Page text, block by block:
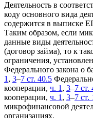
Деятельность в
коду основного вида
содержится в выписке
Таким образом, если
данные виды
(договор займа), то к
ограничения,
Федерального закона о
1 , 3‒7 ст. 40.5
кооперации, ч. 1 , 3‒7 ст.
кооперации, ч. 1 , 3‒7 ст.
микрофинансовой
организациях.